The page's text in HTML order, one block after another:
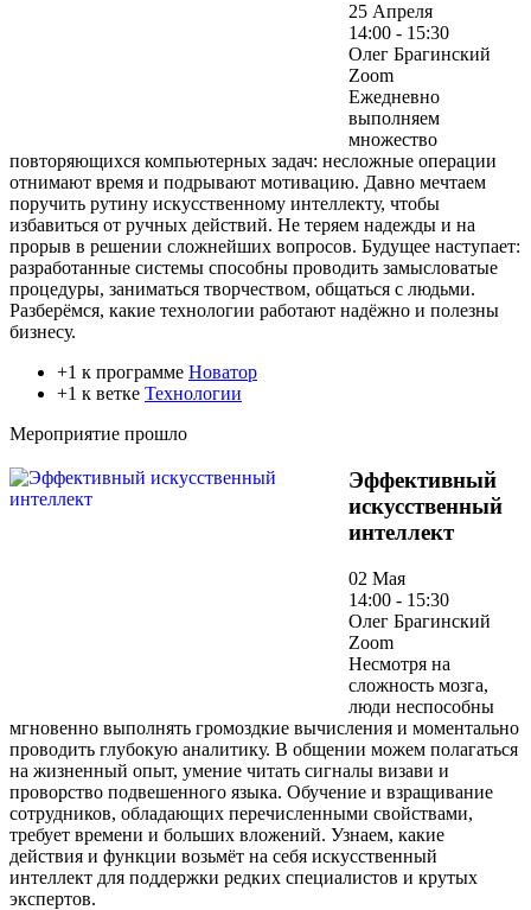
25 Апреля
14:00 - 15:30
Олег Брагинский
Zoom
Ежедневно
выполняем
множество
повторяющихся компьютерных задач: несложные операции
отнимают время и подрывают мотивацию. Давно мечтаем
поручить рутину искусственному интеллекту, чтобы
избавиться от ручных действий. Не теряем надежды и на
прорыв в решении сложнейших вопросов. Будущее наступает:
разработанные системы способны проводить замысловатые
процедуры, заниматься творчеством, общаться с людьми.
Разберёмся, какие технологии работают надёжно и полезны
бизнесу.
+1 к программе Новатор
+1 к ветке Технологии
Мероприятие прошло
Эффективный
искусственный
интеллект
02 Мая
14:00 - 15:30
Олег Брагинский
Zoom
Несмотря на
сложность мозга,
люди неспособны
мгновенно выполнять громоздкие вычисления и моментально
проводить глубокую аналитику. В общении можем полагаться
на жизненный опыт, умение читать сигналы визави и
проворство подвешенного языка. Обучение и взращивание
сотрудников, обладающих перечисленными свойствами,
требует времени и больших вложений. Узнаем, какие
действия и функции возьмёт на себя искусственный
интеллект для поддержки редких специалистов и крутых
экспертов.